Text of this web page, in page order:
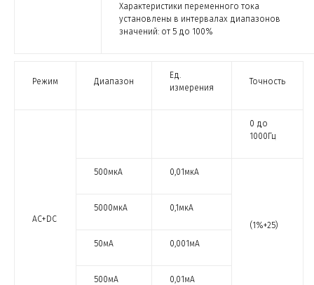
Характеристики переменного тока
установлены в интервалах диапазонов
значений: от 5 до 100%
Режим Диапазон
Ед.
измерения
Точность
АС+DC
0 до
1000Гц
500мкА 0,01мкА
(1%+25)
5000мкА 0,1мкА
50мА 0,001мА
500мА 0,01мА